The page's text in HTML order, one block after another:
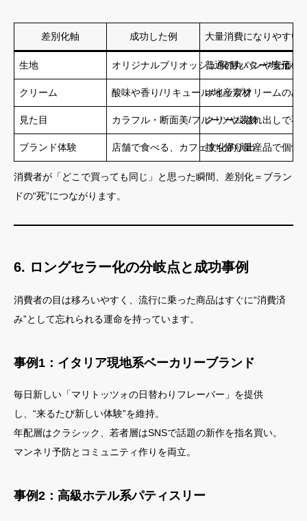
差別化軸 成功した例 大量消費になりやすい
生地 オリジナルブリオッシュ/発酵バター/地元小
普通の丸パンや安価な
クリーム 酸味や香り/リキュール/地産素材ホイップクリームのみ
見た目 カラフル・断面美/フルーツや装飾
クリーム溢れ出しで不
ブランド体験 店舗で食べる、カフェ文化的演出
持ち帰り量産品で個性
消費者が「どこで買っても同じ」と思った瞬間、差別化＝ブラン
ドの“死”につながります。
6. ロングセラー化の分岐点と成功事例
消費者の目は移ろいやすく、流行に乗った商品はすぐに“消費済
み”として忘れられる運命を持っています。
事例1：イタリア現地系ベーカリーブランド
毎日新しい「マリトッツォの日替わりフレーバー」を提供
し、“来るたび新しい体験”を維持。
年配層はクラシック、若者層はSNSで話題の新作を指名買い。
マンネリ予防とコミュニティ作りを両立。
事例2：高級ホテル系パティスリー